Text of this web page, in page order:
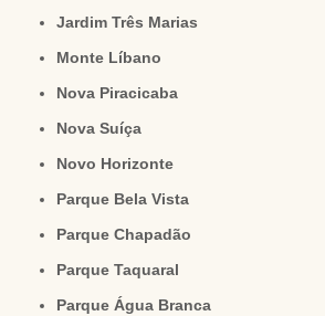
Jardim Três Marias
Monte Líbano
Nova Piracicaba
Nova Suíça
Novo Horizonte
Parque Bela Vista
Parque Chapadão
Parque Taquaral
Parque Água Branca